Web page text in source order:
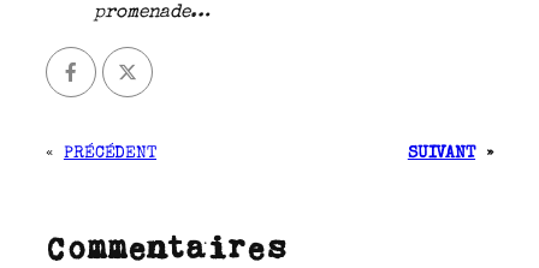
promenade…
« PRÉCÉDENT SUIVANT »
Commentaires